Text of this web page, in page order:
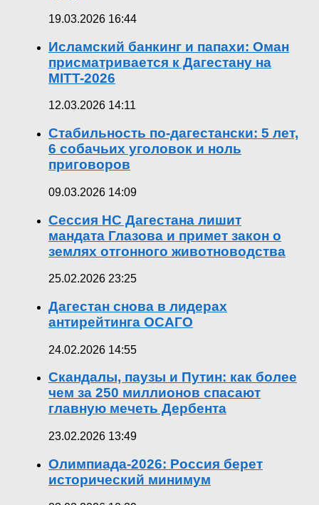
19.03.2026 16:44
Исламский банкинг и папахи: Оман
присматривается к Дагестану на
MITT-2026
12.03.2026 14:11
Стабильность по-дагестански: 5 лет,
6 собачьих уголовок и ноль
приговоров
09.03.2026 14:09
Сессия НС Дагестана лишит
мандата Глазова и примет закон о
землях отгонного животноводства
25.02.2026 23:25
Дагестан снова в лидерах
антирейтинга ОСАГО
24.02.2026 14:55
Скандалы, паузы и Путин: как более
чем за 250 миллионов спасают
главную мечеть Дербента
23.02.2026 13:49
Олимпиада-2026: Россия берет
исторический минимум